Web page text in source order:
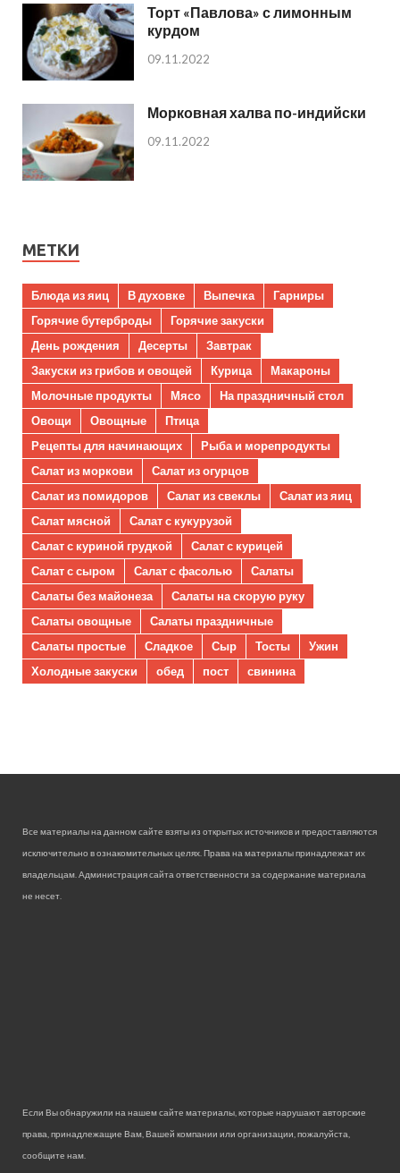
Торт «Павлова» с лимонным
курдом
09.11.2022
Морковная халва по-индийски
09.11.2022
МЕТКИ
Блюда из яиц В духовке Выпечка
Гарниры
Горячие бутерброды
Горячие закуски
День рождения
Десерты
Завтрак
Закуски из грибов и овощей
Курица
Макароны
Молочные продукты
Мясо
На праздничный стол
Овощи
Овощные
Птица
Рецепты для начинающих
Рыба и морепродукты
Салат из моркови
Салат из огурцов
Салат из помидоров
Салат из свеклы
Салат из яиц
Салат мясной
Салат с кукурузой
Салат с куриной грудкой
Салат с курицей
Салат с сыром
Салат с фасолью
Салаты
Салаты без майонеза
Салаты на скорую руку
Салаты овощные
Салаты праздничные
Салаты простые
Сладкое Сыр Тосты
Ужин
Холодные закуски
обед пост свинина
Все материалы на данном сайте взяты из открытых источников и предоставляются
исключительно в ознакомительных целях. Права на материалы принадлежат их
владельцам. Администрация сайта ответственности за содержание материала
не несет.
Если Вы обнаружили на нашем сайте материалы, которые нарушают авторские
права, принадлежащие Вам, Вашей компании или организации, пожалуйста,
сообщите нам.